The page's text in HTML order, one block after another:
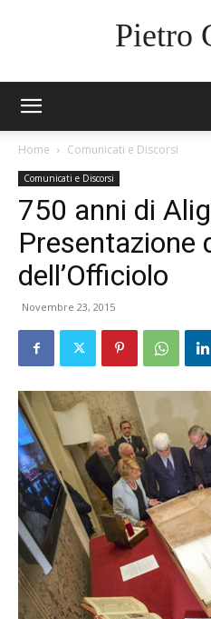
Pietro
Home Comunicati e Discorsi
Comunicati e Discorsi
750 anni di
Presentazione
dell’Officiolo
Novembre 23, 2015